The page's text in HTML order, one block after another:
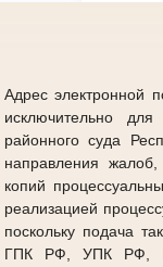
Адрес электронной
исключительно
районного суда
направления
копий
реализацией
поскольку подача
ГПК РФ, УПК РФ,